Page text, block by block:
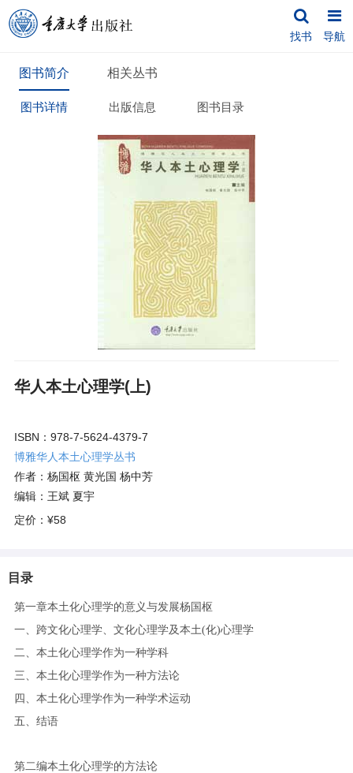
找书 导航
图书简介 相关丛书
图书详情 出版信息 图书目录
华人本土心理学(上)
ISBN：978-7-5624-4379-7
博雅华人本土心理学丛书
作者：杨国枢 黄光国 杨中芳
编辑：王斌 夏宇
定价： ¥58
目录
第一章本土化心理学的意义与发展杨国枢
一、跨文化心理学、文化心理学及本土(化)心理学
二、本土化心理学作为一种学科
三、本土化心理学作为一种方法论
四、本土化心理学作为一种学术运动
五、结语
第二编本土化心理学的方法论